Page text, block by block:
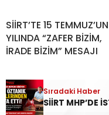
SİİRT’TE 15
YILINDA “ZAFER BİZİM,
İRADE BİZİM” MESAJI
Sıradaki Haber